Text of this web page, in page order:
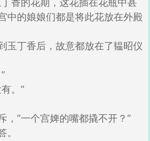
香的花期，这花插在花瓶中甚
中的娘娘们都是将此花放在外殿
玉丁香后，故意都放在了韫昭仪
。”
，“一个宫婢的嘴都撬不开？”
。